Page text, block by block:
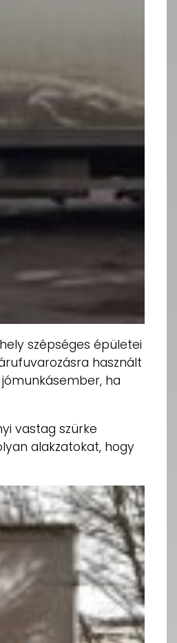
szépséges épületei
használt
ha
vastag szürke
alakzatokat, hogy